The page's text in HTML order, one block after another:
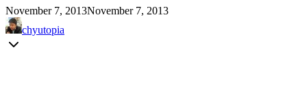
November 7, 2013November 7, 2013
chyutopia